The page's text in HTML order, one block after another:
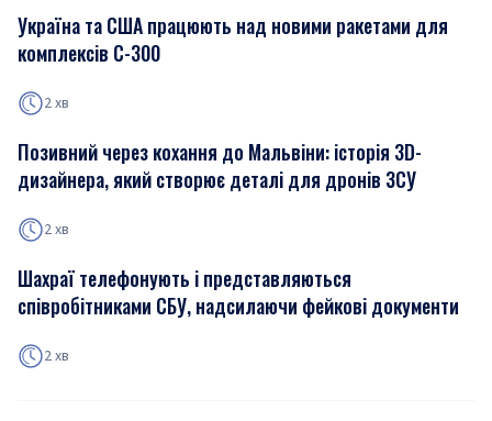
Україна та США працюють над новими ракетами для
комплексів С-300
2 хв
Позивний через кохання до Мальвіни: історія 3D-
дизайнера, який створює деталі для дронів ЗСУ
2 хв
Шахраї телефонують і представляються
співробітниками СБУ, надсилаючи фейкові документи
2 хв